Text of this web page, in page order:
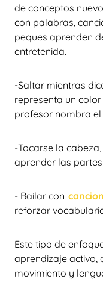
de conceptos
con palabras,
peques aprenden
entretenida.
-Saltar mientras
representa un
profesor nombra
-Tocarse la
aprender las
- Bailar con
reforzar
Este tipo de
aprendizaje activo,
movimiento y